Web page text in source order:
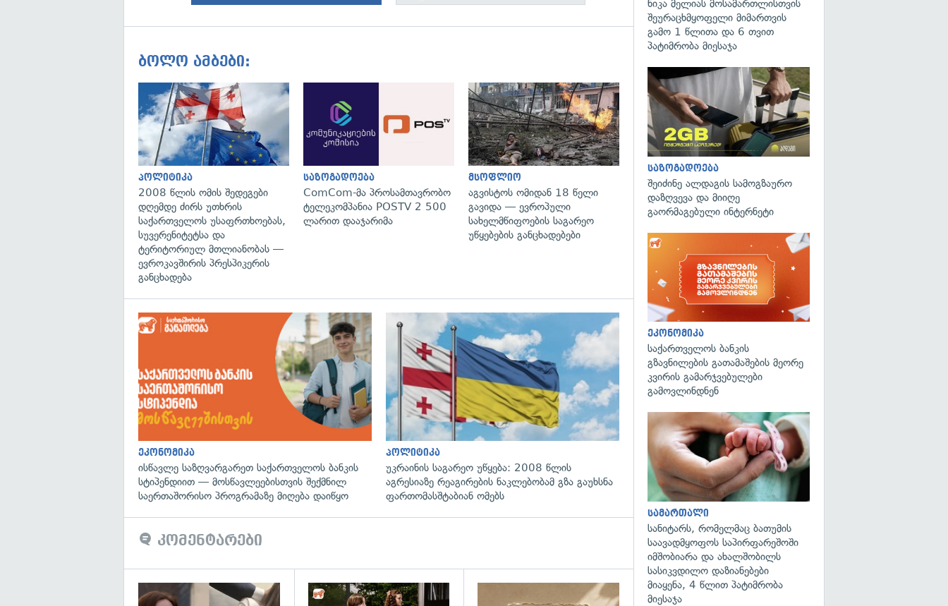
ბოლო ამბები:
პოლიტიკა
2008 წლის ომის შედეგები
დღემდე ძირს უთხრის
საქართველოს უსაფრთხოებას,
სუვერენიტეტსა და
ტერიტორიულ მთლიანობას —
ევროკავშირის პრესპიკერის
განცხადება
გადახედვა
საზოგადოება
ComCom-მა პროსამთავრობო
ტელეკომპანია POSTV 2 500
ლარით დააჯარიმა
გადახედვა
მსოფლიო
აგვისტოს ომიდან 18 წელი
გავიდა — ევროპული
სახელმწიფოების საგარეო
უწყებების განცხადებები
ეკონომიკა
ისწავლე საზღვარგარეთ საქართველოს ბანკის
სტიპენდიით — მოსწავლეებისთვის შექმნილ
საერთაშორისო პროგრამაზე მიღება დაიწყო
გადახედვა
პოლიტიკა
უკრაინის საგარეო უწყება: 2008 წლის
აგრესიაზე რეაგირების ნაკლებობამ გზა გაუხსნა
ფართომასშტაბიან ომებს
კომენტარები
გადახედვა
ნიკა მელიას მოსამართლისთვის
შეურაცხმყოფელი მიმართვის
გამო 1 წლითა და 6 თვით
პატიმრობა მიესაჯა
საზოგადოება
შეიძინე ალდაგის სამოგზაურო
დაზღვევა და მიიღე
გაორმაგებული ინტერნეტი
ეკონომიკა
საქართველოს ბანკის
გზავნილების გათამაშების მეორე
კვირის გამარჯვებულები
გამოვლინდნენ
სამართალი
სანიტარს, რომელმაც ბათუმის
საავადმყოფოს საპირფარეშოში
იმშობიარა და ახალშობილს
სასიკვდილო დაზიანებები
მიაყენა, 4 წლით პატიმრობა
მიესაჯა